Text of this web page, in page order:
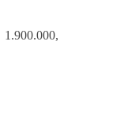
1.900.000,